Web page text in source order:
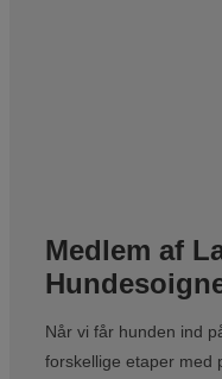
Medlem af
Når vi får hunden ind
forskellige etaper med